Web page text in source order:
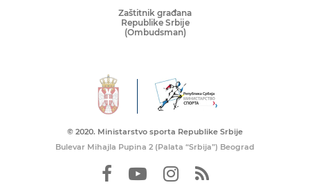
Zaštitnik građana
Republike Srbije
(Ombudsman)
© 2020. Ministarstvo sporta Republike Srbije
Bulevar Mihajla Pupina 2 (Palata “Srbija”) Beograd